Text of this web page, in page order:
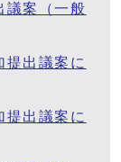
議案（一般
出議案に
出議案に